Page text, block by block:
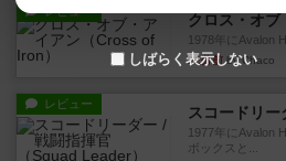
レビュー クロス・オブ
1978年にAvalon
22分前by Chaco
レビュー スコードリ
1977年にAvalon
ボックスと...
しばらく表示しない